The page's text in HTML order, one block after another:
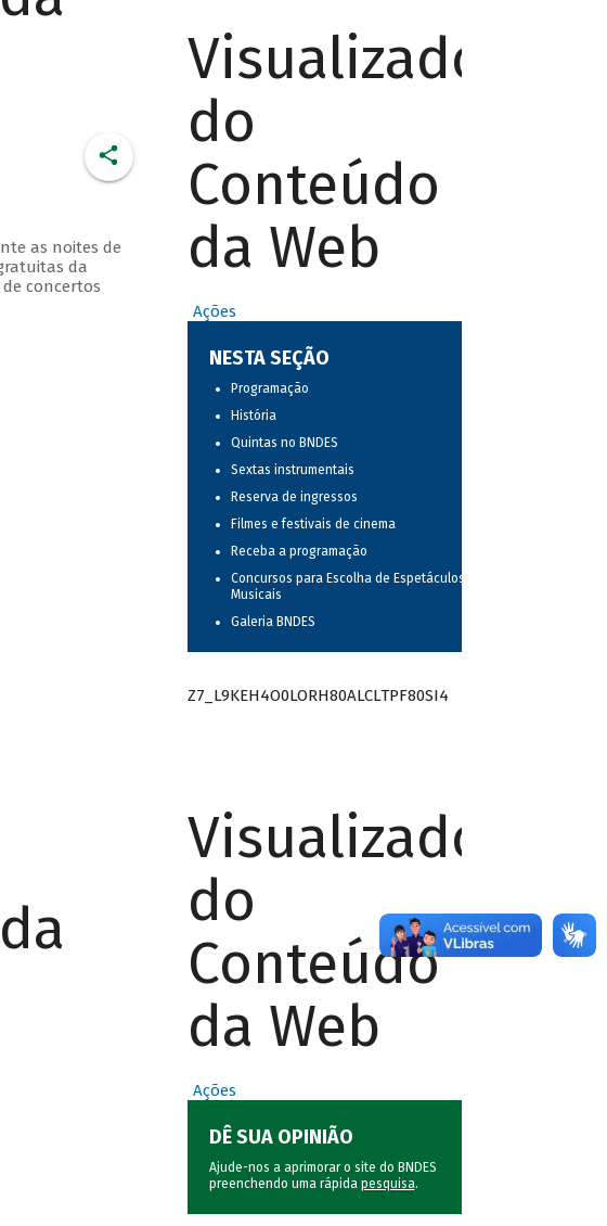
as noites de
da
concertos
Visualizador
do
Conteúdo
da Web
Ações
NESTA SEÇÃO
Programação
História
Quintas no BNDES
Sextas instrumentais
Reserva de ingressos
Filmes e festivais de cinema
Receba a programação
Concursos para Escolha de Espetáculos
Musicais
Galeria BNDES
Z7_L9KEH4O0LORH80ALCLTPF80SI4
Visualizador
do
Conteúdo
da Web
Ações
DÊ SUA OPINIÃO
Ajude-nos a aprimorar o site do BNDES
preenchendo uma rápida pesquisa.